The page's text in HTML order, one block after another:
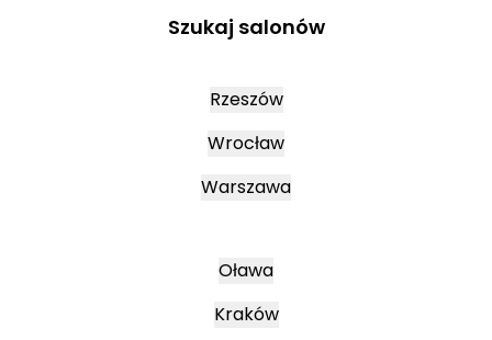
Szukaj salonów
Rzeszów
Wrocław
Warszawa
Oława
Kraków